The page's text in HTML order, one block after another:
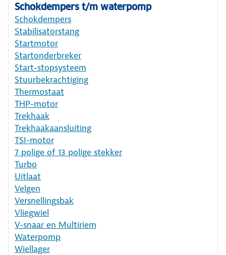
Schokdempers t/m waterpomp
Schokdempers
Stabilisatorstang
Startmotor
Startonderbreker
Start-stopsysteem
Stuurbekrachtiging
Thermostaat
THP-motor
Trekhaak
Trekhaakaansluiting
TSI-motor
7 polige of 13 polige stekker
Turbo
Uitlaat
Velgen
Versnellingsbak
Vliegwiel
V-snaar en Multiriem
Waterpomp
Wiellager